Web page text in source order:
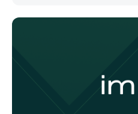
ՀԱԹ 09:00-20:00 09:00-17:00 Երևան Ազատություն
09:00-19:00 09:00-17:00 Երևան Կոմիտաս 1 09:00-